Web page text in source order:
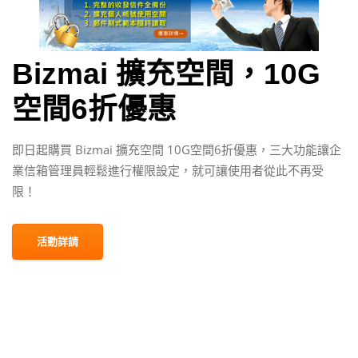
Bizmai 擴充空間，10G
空間6折優惠
即日起購買 Bizmai 擴充空間 10G空間6折優惠，三大功能讓企
業信箱管理員輕鬆進行權限設定，就可讓使用者從此不再受
限！
活動詳請